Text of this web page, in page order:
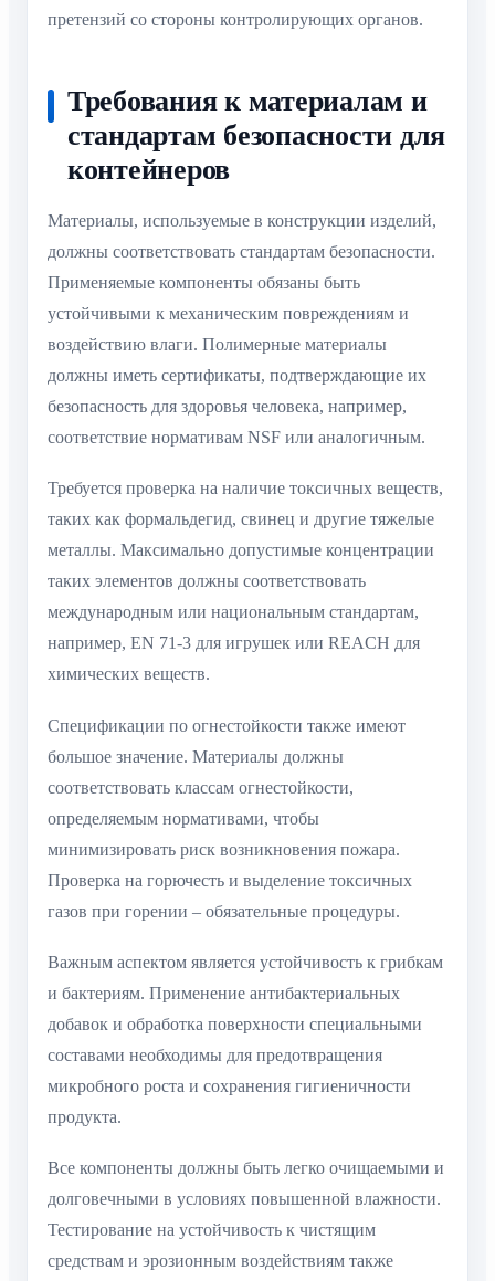
претензий со стороны контролирующих органов.
Требования к материалам и
стандартам безопасности для
контейнеров
Материалы, используемые в конструкции изделий,
должны соответствовать стандартам безопасности.
Применяемые компоненты обязаны быть
устойчивыми к механическим повреждениям и
воздействию влаги. Полимерные материалы
должны иметь сертификаты, подтверждающие их
безопасность для здоровья человека, например,
соответствие нормативам NSF или аналогичным.
Требуется проверка на наличие токсичных веществ,
таких как формальдегид, свинец и другие тяжелые
металлы. Максимально допустимые концентрации
таких элементов должны соответствовать
международным или национальным стандартам,
например, EN 71-3 для игрушек или REACH для
химических веществ.
Спецификации по огнестойкости также имеют
большое значение. Материалы должны
соответствовать классам огнестойкости,
определяемым нормативами, чтобы
минимизировать риск возникновения пожара.
Проверка на горючесть и выделение токсичных
газов при горении – обязательные процедуры.
Важным аспектом является устойчивость к грибкам
и бактериям. Применение антибактериальных
добавок и обработка поверхности специальными
составами необходимы для предотвращения
микробного роста и сохранения гигиеничности
продукта.
Все компоненты должны быть легко очищаемыми и
долговечными в условиях повышенной влажности.
Тестирование на устойчивость к чистящим
средствам и эрозионным воздействиям также